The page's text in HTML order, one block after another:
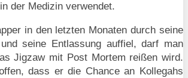
der Medizin verwendet.
in den letzten Monaten durch seine
seine Entlassung auffiel, darf man
Jigzaw mit Post Mortem reißen wird.
dass er die Chance an Kollegahs